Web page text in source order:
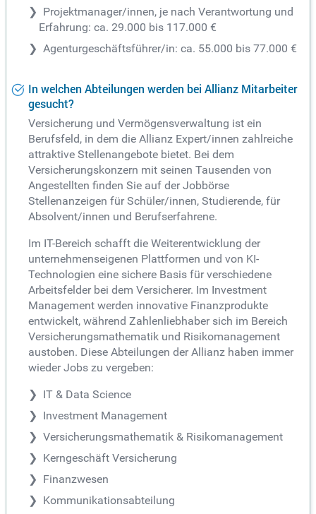
Projektmanager/innen, je nach Verantwortung und
Erfahrung: ca. 29.000 bis 117.000 €
Agenturgeschäftsführer/in: ca. 55.000 bis 77.000 €
In welchen Abteilungen werden bei Allianz Mitarbeiter
gesucht?
Versicherung und Vermögensverwaltung ist ein
Berufsfeld, in dem die Allianz Expert/innen zahlreiche
attraktive Stellenangebote bietet. Bei dem
Versicherungskonzern mit seinen Tausenden von
Angestellten finden Sie auf der Jobbörse
Stellenanzeigen für Schüler/innen, Studierende, für
Absolvent/innen und Berufserfahrene.
Im IT-Bereich schafft die Weiterentwicklung der
unternehmenseigenen Plattformen und von KI-
Technologien eine sichere Basis für verschiedene
Arbeitsfelder bei dem Versicherer. Im Investment
Management werden innovative Finanzprodukte
entwickelt, während Zahlenliebhaber sich im Bereich
Versicherungsmathematik und Risikomanagement
austoben. Diese Abteilungen der Allianz haben immer
wieder Jobs zu vergeben:
IT & Data Science
Investment Management
Versicherungsmathematik & Risikomanagement
Kerngeschäft Versicherung
Finanzwesen
Kommunikationsabteilung